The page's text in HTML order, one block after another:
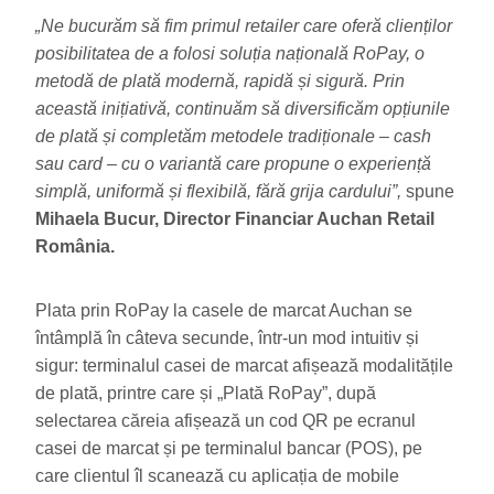
„Ne bucurăm să fim primul retailer care oferă clienților
posibilitatea de a folosi soluția națională RoPay, o
metodă de plată modernă, rapidă și sigură. Prin
această inițiativă, continuăm să diversificăm opțiunile
de plată și completăm metodele tradiționale – cash
sau card – cu o variantă care propune o experiență
simplă, uniformă și flexibilă, fără grija cardului”, spune
Mihaela Bucur, Director Financiar Auchan Retail
România.
Plata prin RoPay la casele de marcat Auchan se
întâmplă în câteva secunde, într-un mod intuitiv și
sigur: terminalul casei de marcat afișează modalitățile
de plată, printre care și „Plată RoPay”, după
selectarea căreia afișează un cod QR pe ecranul
casei de marcat și pe terminalul bancar (POS), pe
care clientul îl scanează cu aplicația de mobile